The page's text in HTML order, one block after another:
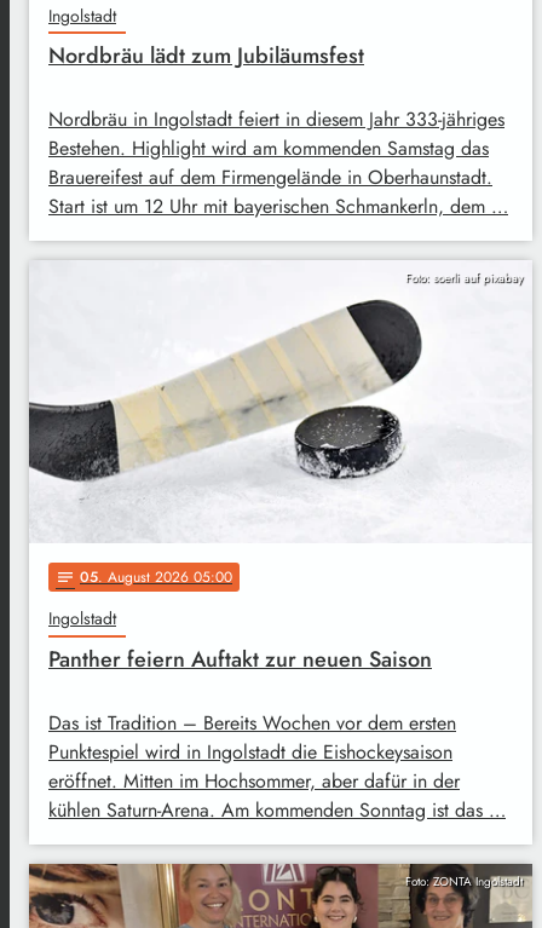
Ingolstadt
Nordbräu lädt zum Jubiläumsfest
Nordbräu in Ingolstadt feiert in diesem Jahr 333-jähriges
Bestehen. Highlight wird am kommenden Samstag das
Brauereifest auf dem Firmengelände in Oberhaunstadt.
Start ist um 12 Uhr mit bayerischen Schmankerln, dem …
Foto: soerli auf pixabay
notes 05. August 2026 05:00
Ingolstadt
Panther feiern Auftakt zur neuen Saison
Das ist Tradition – Bereits Wochen vor dem ersten
Punktespiel wird in Ingolstadt die Eishockeysaison
eröffnet. Mitten im Hochsommer, aber dafür in der
kühlen Saturn-Arena. Am kommenden Sonntag ist das …
Foto: ZONTA Ingolstadt